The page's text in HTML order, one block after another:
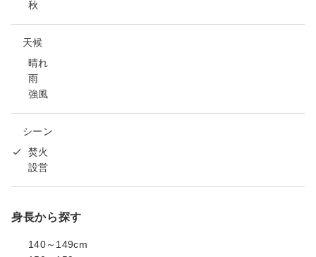
秋
天候
晴れ
雨
強風
シーン
焚火
設営
身長から探す
140～149cm